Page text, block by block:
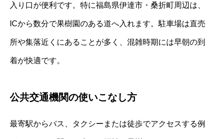
入り口が便利です。特に福島県伊達市・桑折町周辺は、
ICから数分で果樹園のある道へ入れます。駐車場は直売
所や集落近くにあることが多く、混雑時期には早朝の到
着が快適です。
公共交通機関の使いこなし方
最寄駅からバス、タクシーまたは徒歩でアクセスする例